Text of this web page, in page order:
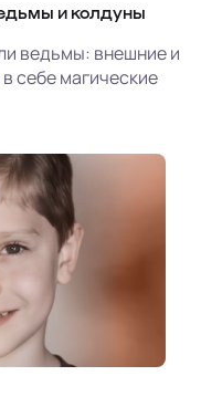
и колдуны
ведьмы: внешние и
себе магические